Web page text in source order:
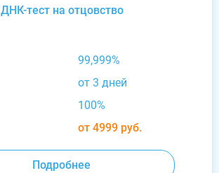
ДНК-тест на отцовство
99,999%
от 3 дней
100%
от 4999 руб.
Подробнее